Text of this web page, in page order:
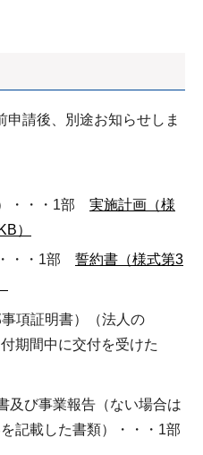
申請後、別途お知らせしま
・・・1部 実施計画（様
）
・・1部 誓約書（様式第3
項証明書）（法人の
期間中に交付を受けた
び事業報告（ない場合は
記載した書類）・・・1部